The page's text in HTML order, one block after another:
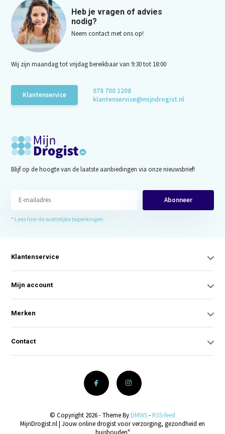
Heb je vragen of advies
nodig?
Neem contact met ons op!
Wij zijn maandag tot vrijdag bereikbaar van 9:30 tot 18:00
Klantenservice
078 700 1208
klantenservice@mijndrogist.nl
Blijf op de hoogte van de laatste aanbiedingen via onze nieuwsbrief!
Abonneer
* Lees hier de wettelijke beperkingen
Klantenservice
Mijn account
Merken
Contact
© Copyright 2026 - Theme By DMWS- RSS-feed
MijnDrogist.nl | Jouw online drogist voor verzorging, gezondheid en
huishouden"